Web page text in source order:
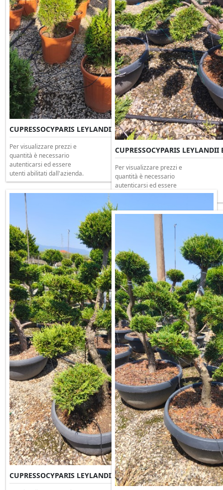
CUPRESSOCYPARIS LEYLANDII 3 palle Clt 30 H.150
Per visualizzare prezzi e
quantità è necessario
autenticarsi ed essere
utenti abilitati dall'azienda.
CUPRESSOCYPARIS
Per visualizzare prezzi e
quantità è necessario
autenticarsi ed essere
utenti abilitati dall'azienda.
CUPRESSOCYPARIS LEYLANDII Bonsai Ciotola 65 H.120/130